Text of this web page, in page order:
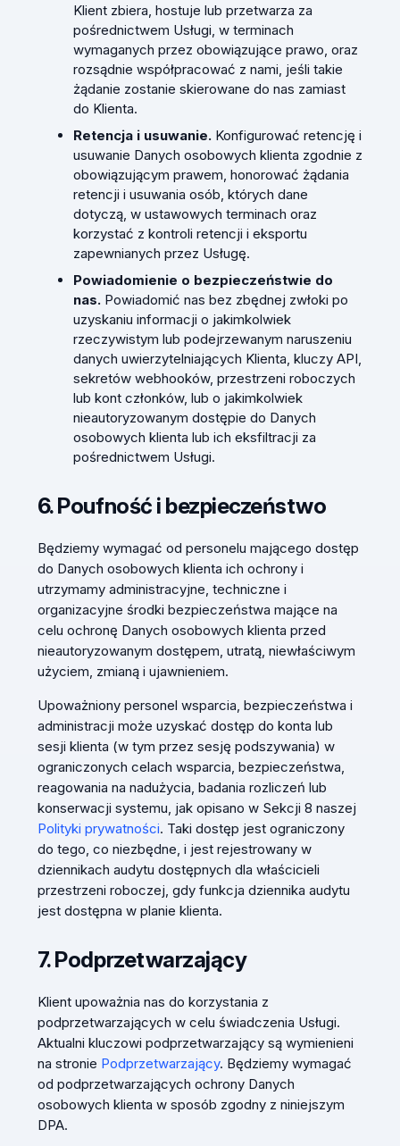
Klient zbiera, hostuje lub przetwarza za
pośrednictwem Usługi, w terminach
wymaganych przez obowiązujące prawo, oraz
rozsądnie współpracować z nami, jeśli takie
żądanie zostanie skierowane do nas zamiast
do Klienta.
Retencja i usuwanie.Konfigurować retencję i
usuwanie Danych osobowych klienta zgodnie z
obowiązującym prawem, honorować żądania
retencji i usuwania osób, których dane
dotyczą, w ustawowych terminach oraz
korzystać z kontroli retencji i eksportu
zapewnianych przez Usługę.
Powiadomienie o bezpieczeństwie do
nas.Powiadomić nas bez zbędnej zwłoki po
uzyskaniu informacji o jakimkolwiek
rzeczywistym lub podejrzewanym naruszeniu
danych uwierzytelniających Klienta, kluczy API,
sekretów webhooków, przestrzeni roboczych
lub kont członków, lub o jakimkolwiek
nieautoryzowanym dostępie do Danych
osobowych klienta lub ich eksfiltracji za
pośrednictwem Usługi.
6. Poufność i bezpieczeństwo
Będziemy wymagać od personelu mającego dostęp
do Danych osobowych klienta ich ochrony i
utrzymamy administracyjne, techniczne i
organizacyjne środki bezpieczeństwa mające na
celu ochronę Danych osobowych klienta przed
nieautoryzowanym dostępem, utratą, niewłaściwym
użyciem, zmianą i ujawnieniem.
Upoważniony personel wsparcia, bezpieczeństwa i
administracji może uzyskać dostęp do konta lub
sesji klienta (w tym przez sesję podszywania) w
ograniczonych celach wsparcia, bezpieczeństwa,
reagowania na nadużycia, badania rozliczeń lub
konserwacji systemu, jak opisano w Sekcji 8 naszej
Polityki prywatności. Taki dostęp jest ograniczony
do tego, co niezbędne, i jest rejestrowany w
dziennikach audytu dostępnych dla właścicieli
przestrzeni roboczej, gdy funkcja dziennika audytu
jest dostępna w planie klienta.
7. Podprzetwarzający
Klient upoważnia nas do korzystania z
podprzetwarzających w celu świadczenia Usługi.
Aktualni kluczowi podprzetwarzający są wymienieni
na stronie Podprzetwarzający. Będziemy wymagać
od podprzetwarzających ochrony Danych
osobowych klienta w sposób zgodny z niniejszym
DPA.